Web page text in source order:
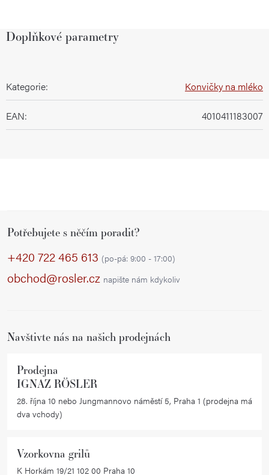
Doplňkové parametry
Kategorie: Konvičky na mléko
EAN: 4010411183007
Potřebujete s něčím poradit?
+420 722 465 613 (po-pá: 9:00 - 17:00)
obchod@rosler.cz napište nám kdykoliv
Navštivte nás na našich prodejnách
Prodejna
IGNAZ RÖSLER
28. října 10 nebo Jungmannovo náměstí 5, Praha 1 (prodejna má
dva vchody)
Vzorkovna grilů
K Horkám 19/21 102 00 Praha 10